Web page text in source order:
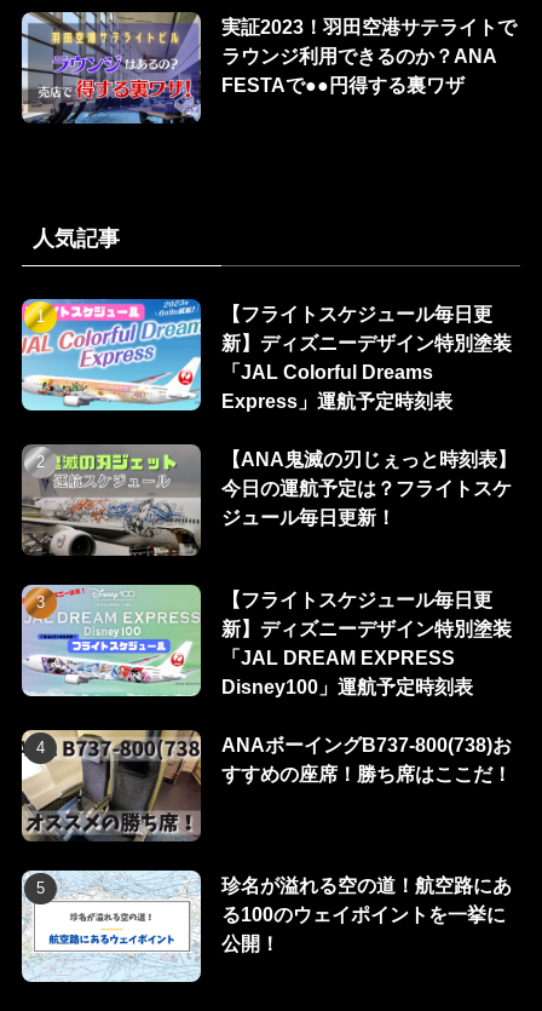
実証2023！羽田空港サテライトで
ラウンジ利用できるのか？ANA
FESTAで●●円得する裏ワザ
人気記事
【フライトスケジュール毎日更
新】ディズニーデザイン特別塗装
「JAL Colorful Dreams
Express」運航予定時刻表
【ANA鬼滅の刃じぇっと時刻表】
今日の運航予定は？フライトスケ
ジュール毎日更新！
【フライトスケジュール毎日更
新】ディズニーデザイン特別塗装
「JAL DREAM EXPRESS
Disney100」運航予定時刻表
ANAボーイングB737-800(738)お
すすめの座席！勝ち席はここだ！
珍名が溢れる空の道！航空路にあ
る100のウェイポイントを一挙に
公開！